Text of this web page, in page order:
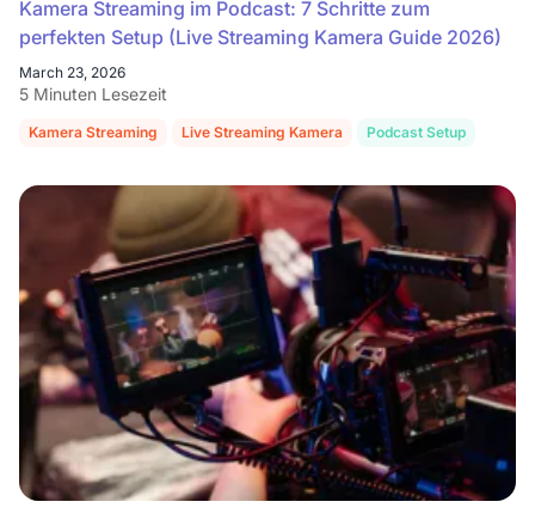
Kamera Streaming im Podcast: 7 Schritte zum
perfekten Setup (Live Streaming Kamera Guide 2026)
March 23, 2026
5 Minuten Lesezeit
Kamera Streaming Live Streaming Kamera Podcast Setup